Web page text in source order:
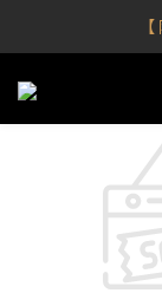
【新
【